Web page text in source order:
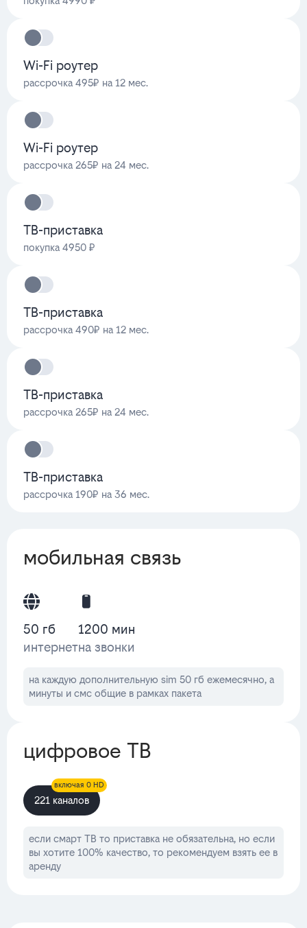
Wi-Fi роутер
рассрочка 495₽ на 12 мес.
Wi-Fi роутер
рассрочка 265₽ на 24 мес.
ТВ-приставка
покупка 4950 ₽
ТВ-приставка
рассрочка 490₽ на 12 мес.
ТВ-приставка
рассрочка 265₽ на 24 мес.
ТВ-приставка
рассрочка 190₽ на 36 мес.
мобильная связь
50 гб
интернет
1200 мин
на звонки
на каждую дополнительную sim 50 гб ежемесячно, а
минуты и смс общие в рамках пакета
цифровое ТВ
221 каналов
включая 0 HD
если смарт ТВ то приставка не обязательна, но если
вы хотите 100% качество, то рекомендуем взять ее в
аренду